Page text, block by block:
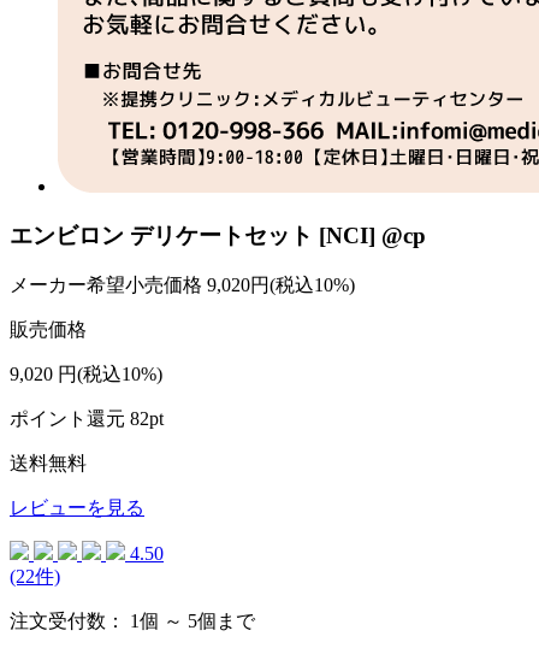
エンビロン デリケートセット [NCI] @cp
メーカー希望小売価格 9,020円(税込10%)
販売価格
9,020 円(税込10%)
ポイント還元 82pt
送料無料
レビューを見る
4.50
(22件)
注文受付数： 1個 ～ 5個まで